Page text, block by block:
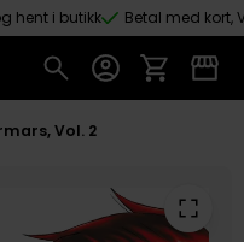
hent i butikk Betal med kort,
Vol. 2